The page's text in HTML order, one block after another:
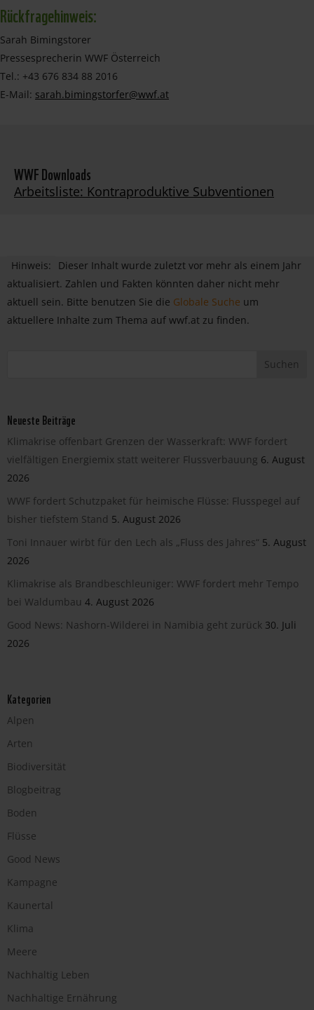
Rückfragehinweis:
Sarah Bimingstorer
Pressesprecherin WWF Österreich
Tel.: +43 676 834 88 2016
E-Mail: sarah.bimingstorfer@wwf.at
WWF Downloads
Arbeitsliste: Kontraproduktive Subventionen
Hinweis:
Dieser Inhalt wurde zuletzt vor mehr als einem Jahr
aktualisiert. Zahlen und Fakten könnten daher nicht mehr
aktuell sein. Bitte benutzen Sie die Globale Suche um
aktuellere Inhalte zum Thema auf wwf.at zu finden.
Neueste Beiträge
Klimakrise offenbart Grenzen der Wasserkraft: WWF fordert
vielfältigen Energiemix statt weiterer Flussverbauung 6. August
2026
WWF fordert Schutzpaket für heimische Flüsse: Flusspegel auf
bisher tiefstem Stand 5. August 2026
Toni Innauer wirbt für den Lech als „Fluss des Jahres“ 5. August
2026
Klimakrise als Brandbeschleuniger: WWF fordert mehr Tempo
bei Waldumbau 4. August 2026
Good News: Nashorn-Wilderei in Namibia geht zurück 30. Juli
2026
Kategorien
Alpen
Arten
Biodiversität
Blogbeitrag
Boden
Flüsse
Good News
Kampagne
Kaunertal
Klima
Meere
Nachhaltig Leben
Nachhaltige Ernährung